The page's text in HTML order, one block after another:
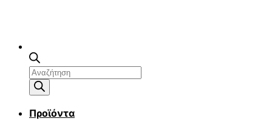
Αναζήτηση
προϊόντων
Προϊόντα